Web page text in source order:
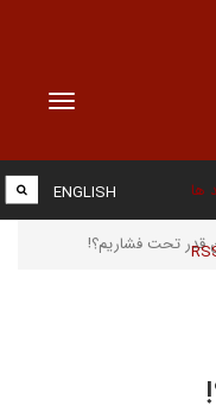
Toggle
ها ENGLISH
قدر تحت فشاریم؟!